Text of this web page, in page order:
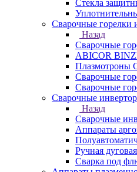
Стекла
Сварочные горелки
Назад
Сварочные
ABICOR
Плазмотроны
Сварочные
Сварочные
Сварочные
Назад
Сварочные
Аппараты
Ручная
Сварка под